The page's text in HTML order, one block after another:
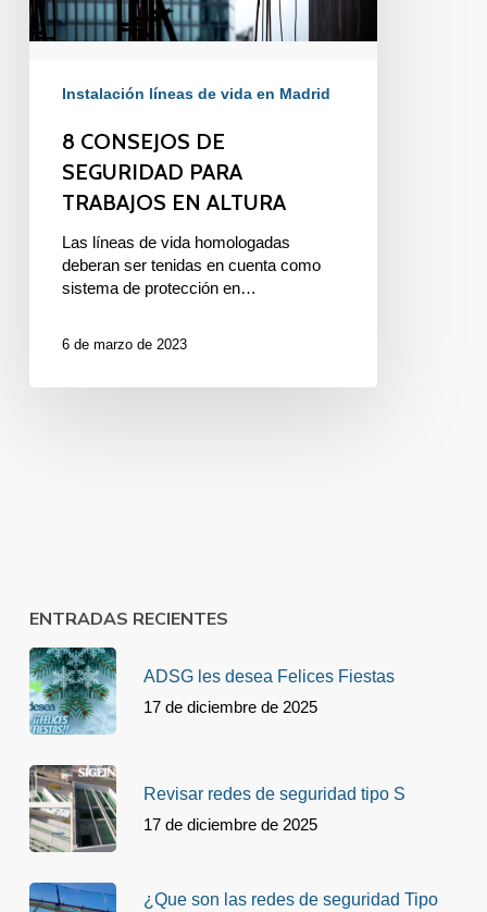
Instalación líneas de vida en Madrid
8 CONSEJOS DE
SEGURIDAD PARA
TRABAJOS EN ALTURA
Las líneas de vida homologadas
deberan ser tenidas en cuenta como
sistema de protección en…
6 de marzo de 2023
ENTRADAS RECIENTES
ADSG les desea Felices Fiestas
17 de diciembre de 2025
Revisar redes de seguridad tipo S
17 de diciembre de 2025
¿Que son las redes de seguridad Tipo